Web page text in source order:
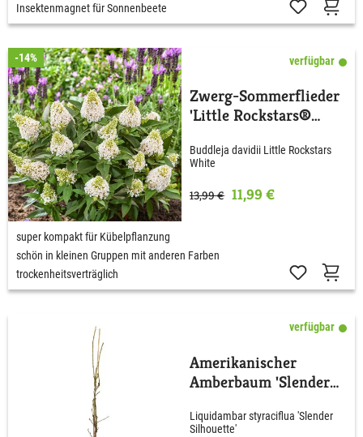
Insektenmagnet für Sonnenbeete
-14% verfügbar
Zwerg-Sommerflieder
'Little Rockstars®
Buddleja davidii Little Rockstars
White
13,99 € 11,99 €
super kompakt für Kübelpflanzung
schön in kleinen Gruppen mit anderen Farben
trockenheitsverträglich
verfügbar
Amerikanischer
Amberbaum 'Slender
Liquidambar styraciflua 'Slender
Silhouette'